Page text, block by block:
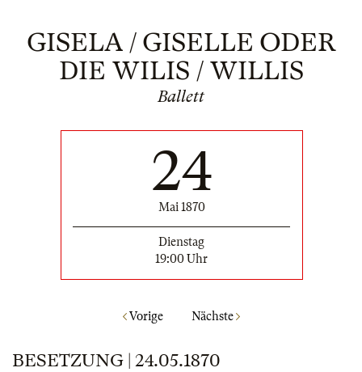
GISELA / GISELLE ODER
DIE WILIS / WILLIS
Ballett
24
Mai 1870
Dienstag
19:00 Uhr
Vorige Nächste
BESETZUNG | 24.05.1870